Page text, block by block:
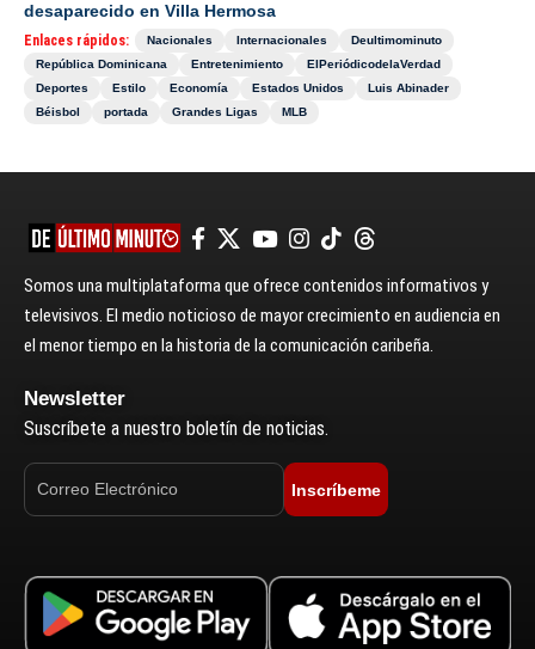
desaparecido en Villa Hermosa
Enlaces rápidos: Nacionales Internacionales
Deultimominuto
República Dominicana
Entretenimiento
ElPeriódicodelaVerdad
Deportes
Estilo Economía Estados Unidos
Luis Abinader
Béisbol
portada Grandes Ligas MLB
Somos una multiplataforma que ofrece contenidos informativos y
televisivos. El medio noticioso de mayor crecimiento en audiencia en
el menor tiempo en la historia de la comunicación caribeña.
Newsletter
Suscríbete a nuestro boletín de noticias.
Inscríbeme